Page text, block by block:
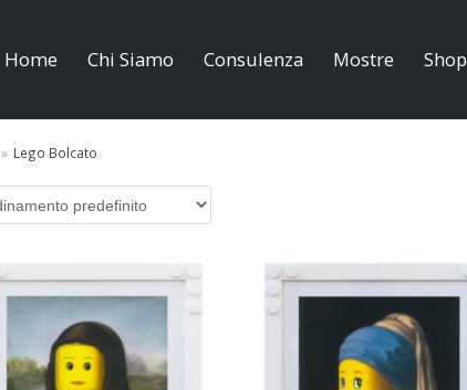
Home Chi Siamo Consulenza Mostre Shop
» Lego Bolcato